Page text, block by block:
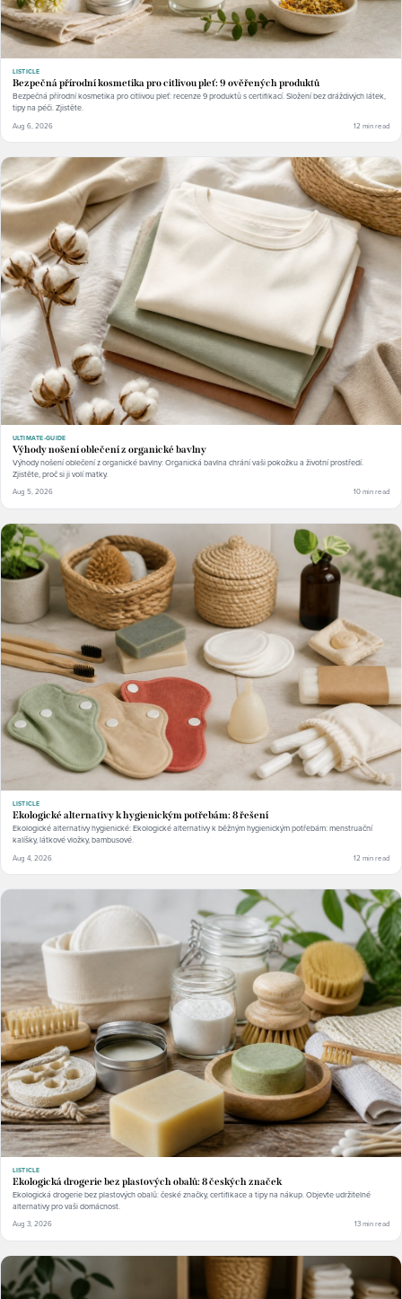
LISTICLE
Bezpečná přírodní kosmetika pro citlivou pleť: 9 ověřených produktů
Bezpečná přírodní kosmetika pro citlivou pleť: recenze 9 produktů s certifikací. Složení bez dráždivých látek,
tipy na péči. Zjistěte.
Aug 6, 2026 12 min read
ULTIMATE-GUIDE
Výhody nošení oblečení z organické bavlny
Výhody nošení oblečení z organické bavlny: Organická bavlna chrání vaši pokožku a životní prostředí.
Zjistěte, proč si ji volí matky.
Aug 5, 2026 10 min read
LISTICLE
Ekologické alternativy k hygienickým potřebám: 8 řešení
Ekologické alternativy hygienické: Ekologické alternativy k běžným hygienickým potřebám: menstruační
kalíšky, látkové vložky, bambusové.
Aug 4, 2026 12 min read
LISTICLE
Ekologická drogerie bez plastových obalů: 8 českých značek
Ekologická drogerie bez plastových obalů: české značky, certifikace a tipy na nákup. Objevte udržitelné
alternativy pro vaši domácnost.
Aug 3, 2026 13 min read